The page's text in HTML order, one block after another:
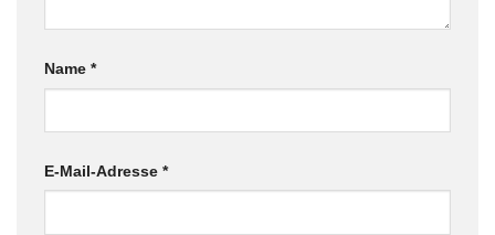
Name *
E-Mail-Adresse *